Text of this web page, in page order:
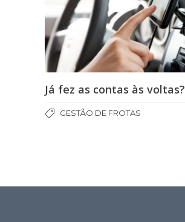
Já fez as contas às voltas?
GESTÃO DE FROTAS